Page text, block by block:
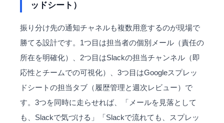
ッドシート）
振り分け先の通知チャネルも複数用意するのが現場で
勝てる設計です。1つ目は担当者の個別メール（責任の
所在を明確化）、2つ目はSlackの担当チャンネル（即
応性とチームでの可視化）、3つ目はGoogleスプレッ
ドシートの担当タブ（履歴管理と週次レビュー）で
す。3つを同時に走らせれば、「メールを見落として
も、Slackで気づける」「Slackで流れても、スプレッ